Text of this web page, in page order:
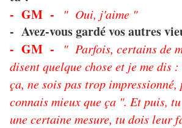
- GM -
" Oui, j'aime "
- Avez-vous gardé vos autres
- GM -
" Parfois, certains de
disent quelque chose et je me dis
ça, ne sois pas trop impressionné,
connais mieux que ça ". Et puis,
une certaine mesure, tu dois leur